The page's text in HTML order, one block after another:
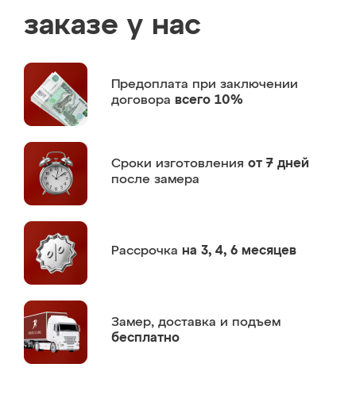
заказе у нас
Предоплата при заключении
договора всего 10%
Сроки изготовления от 7 дней
после замера
Рассрочка на 3, 4, 6 месяцев
Замер, доставка и подъем
бесплатно